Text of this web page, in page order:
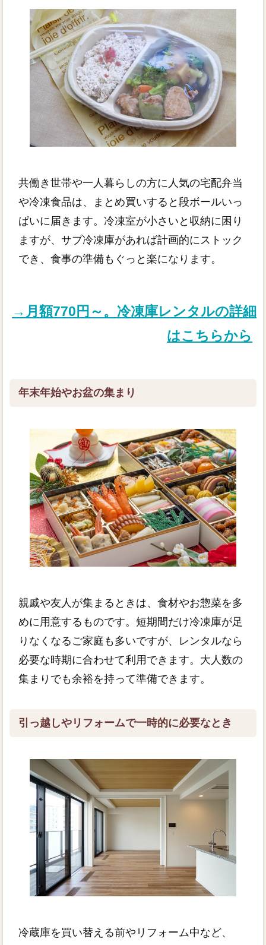
共働き世帯や一人暮らしの方に人気の宅配弁当
や冷凍食品は、まとめ買いすると段ボールいっ
ぱいに届きます。冷凍室が小さいと収納に困り
ますが、サブ冷凍庫があれば計画的にストック
でき、食事の準備もぐっと楽になります。
→月額770円～。冷凍庫レンタルの詳細
はこちらから
年末年始やお盆の集まり
親戚や友人が集まるときは、食材やお惣菜を多
めに用意するものです。短期間だけ冷凍庫が足
りなくなるご家庭も多いですが、レンタルなら
必要な時期に合わせて利用できます。大人数の
集まりでも余裕を持って準備できます。
引っ越しやリフォームで一時的に必要なとき
冷蔵庫を買い替える前やリフォーム中など、